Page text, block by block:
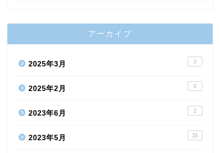
アーカイブ
2025年3月 3
2025年2月 5
2023年6月 2
2023年5月 15